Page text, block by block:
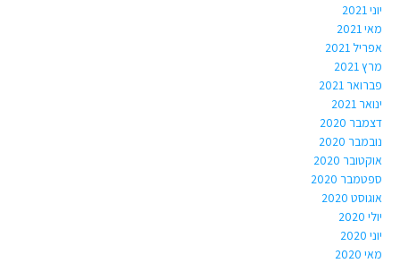
יוני 2021
מאי 2021
אפריל 2021
מרץ 2021
פברואר 2021
ינואר 2021
דצמבר 2020
נובמבר 2020
אוקטובר 2020
ספטמבר 2020
אוגוסט 2020
יולי 2020
יוני 2020
מאי 2020